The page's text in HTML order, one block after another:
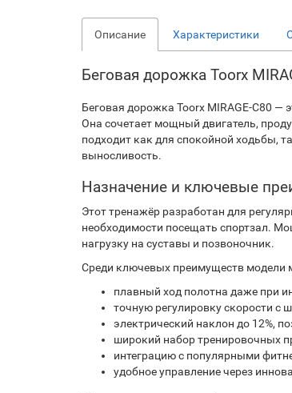
Описание Характеристики
Беговая дорожка Toorx
Беговая дорожка Toorx MIRAGE-C80 —
Она сочетает мощный двигатель,
подходит как для спокойной ходьбы,
выносливость.
Назначение и ключевые
Этот тренажёр разработан для
необходимости посещать спортзал.
нагрузку на суставы и позвоночник.
Среди ключевых преимуществ модели
плавный ход полотна даже при
точную регулировку скорости с
электрический наклон до 12%,
широкий набор тренировочных
интеграцию с популярными
удобное управление через